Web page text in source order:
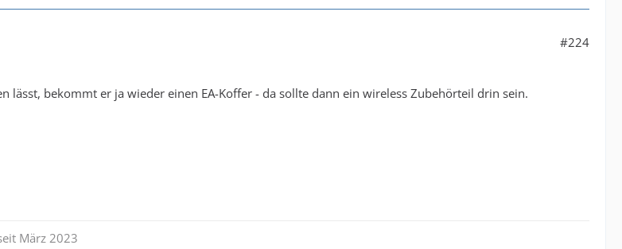
#224
lässt, bekommt er ja wieder einen EA-Koffer - da sollte dann ein wireless Zubehörteil drin sein.
März 2023